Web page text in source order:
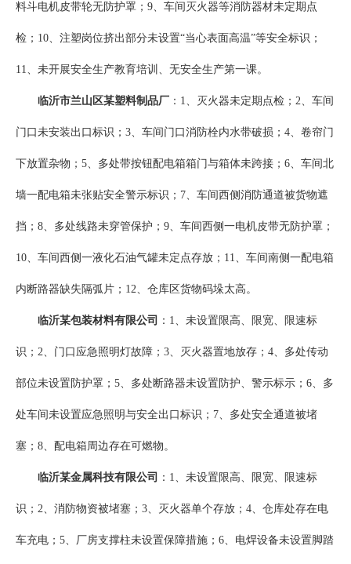
料斗电机皮带轮无防护罩；9、车间灭火器等消防器材未定期点
检；10、注塑岗位挤出部分未设置“当心表面高温”等安全标识；
11、未开展安全生产教育培训、无安全生产第一课。
临沂市兰山区某塑料制品厂 ：1、灭火器未定期点检；2、车间
门口未安装出口标识；3、车间门口消防栓内水带破损；4、卷帘门
下放置杂物；5、多处带按钮配电箱箱门与箱体未跨接；6、车间北
墙一配电箱未张贴安全警示标识；7、车间西侧消防通道被货物遮
挡；8、多处线路未穿管保护；9、车间西侧一电机皮带无防护罩；
10、车间西侧一液化石油气罐未定点存放；11、车间南侧一配电箱
内断路器缺失隔弧片；12、仓库区货物码垛太高。
临沂某包装材料有限公司 ：1、未设置限高、限宽、限速标
识；2、门口应急照明灯故障；3、灭火器置地放存；4、多处传动
部位未设置防护罩；5、多处断路器未设置防护、警示标示；6、多
处车间未设置应急照明与安全出口标识；7、多处安全通道被堵
塞；8、配电箱周边存在可燃物。
临沂某金属科技有限公司 ：1、未设置限高、限宽、限速标
识；2、消防物资被堵塞；3、灭火器单个存放；4、仓库处存在电
车充电；5、厂房支撑柱未设置保障措施；6、电焊设备未设置脚踏